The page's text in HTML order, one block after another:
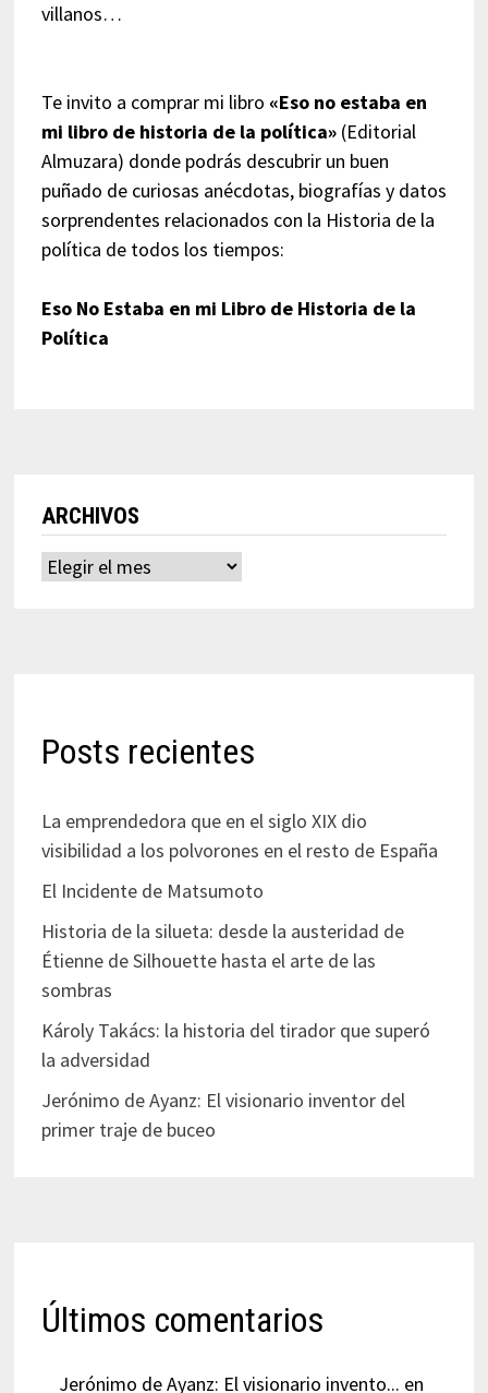
villanos…
Te invito a comprar mi libro «Eso no estaba en
mi libro de historia de la política»(Editorial
Almuzara) donde podrás descubrir un buen
puñado de curiosas anécdotas, biografías y datos
sorprendentes relacionados con la Historia de la
política de todos los tiempos:
Eso No Estaba en mi Libro de Historia de la
Política
ARCHIVOS
Archivos
Posts recientes
La emprendedora que en el siglo XIX dio
visibilidad a los polvorones en el resto de España
El Incidente de Matsumoto
Historia de la silueta: desde la austeridad de
Étienne de Silhouette hasta el arte de las
sombras
Károly Takács: la historia del tirador que superó
la adversidad
Jerónimo de Ayanz: El visionario inventor del
primer traje de buceo
Últimos comentarios
Jerónimo de Ayanz: El visionario invento... en